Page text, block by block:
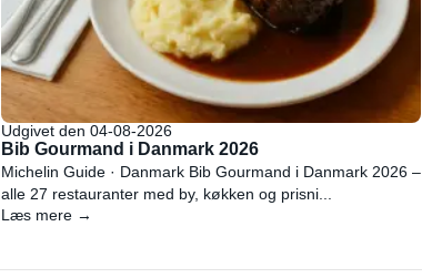
Udgivet den 04-08-2026
Bib Gourmand i Danmark 2026
Michelin Guide · Danmark Bib Gourmand i Danmark 2026 –
alle 27 restauranter med by, køkken og prisni...
Læs mere →